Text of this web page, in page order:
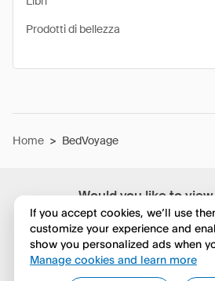
Would you like to
in English?
No, continua a
Prodotti di bellezza
Home > BedVoyage
If you accept cookies, we’ll use
customize your experience and
show you personalized ads when
Manage cookies and learn more